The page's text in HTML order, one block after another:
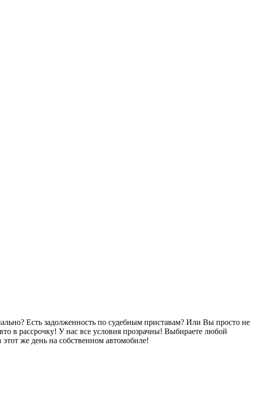
Есть задолженность по судебным приставам? Или Вы просто не
в рассрочку! У нас все условия прозрачны! Выбираете любой
же день на собственном автомобиле!